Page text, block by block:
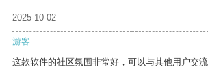
2025-10-02
游客
这款软件的社区氛围非常好，可以与其他用户交流